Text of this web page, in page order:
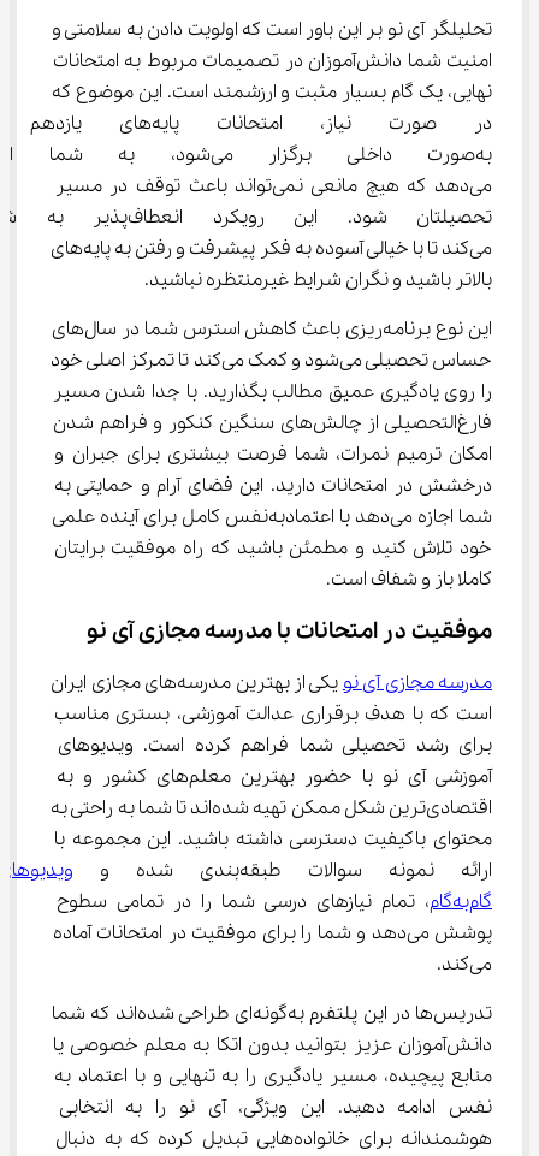
تحلیلگر آی‌ نو بر این باور است که اولویت دادن به سلامتی و
امنیت شما دانش‌آموزان در تصمیمات مربوط به امتحانات
نهایی، یک گام بسیار مثبت و ارزشمند است. این موضوع که
در صورت نیاز، امتحانات
به‌صورت داخلی برگزار
می‌دهد که هیچ مانعی نمی‌تواند باعث توقف در مسیر
تحصیلتان شود. این رویکرد
می‌کند تا با خیالی آسوده به فکر پیشرفت و رفتن به پایه‌های
بالاتر باشید و نگران شرایط غیرمنتظره نباشید.
این نوع برنامه‌ریزی باعث کاهش استرس شما در سال‌های
حساس تحصیلی می‌شود و کمک می‌کند تا تمرکز اصلی خود
را روی یادگیری عمیق مطالب بگذارید. با جدا شدن مسیر
فارغ‌التحصیلی از چالش‌های سنگین کنکور و فراهم شدن
امکان ترمیم نمرات، شما فرصت بیشتری برای جبران و
درخشش در امتحانات دارید. این فضای آرام و حمایتی به
شما اجازه می‌دهد با اعتمادبه‌نفس کامل برای آینده علمی
خود تلاش کنید و مطمئن باشید که راه موفقیت برایتان
کاملا باز و شفاف است.
موفقیت در امتحانات با مدرسه مجازی آی نو
مدرسه مجازی آی نو
یکی از بهترین مدرسه‌های مجازی ایران
است که با هدف برقراری عدالت آموزشی، بستری مناسب
برای رشد تحصیلی شما فراهم کرده است. ویدیوهای
آموزشی آی نو با حضور بهترین معلم‌های کشور و به
اقتصادی‌ترین شکل ممکن تهیه شده‌اند تا شما به راحتی به
محتوای باکیفیت دسترسی داشته باشید. این مجموعه با
ارائه نمونه سوالات طبقه‌بندی شده و
گام‌به‌گام
، تمام نیازهای درسی شما را در تمامی سطوح
پوشش می‌دهد و شما را برای موفقیت در امتحانات آماده
می‌کند.
تدریس‌ها در این پلتفرم به‌گونه‌ای طراحی شده‌اند که شما
دانش‌آموزان عزیز بتوانید بدون اتکا به معلم خصوصی یا
منابع پیچیده، مسیر یادگیری را به تنهایی و با اعتماد به
نفس ادامه دهید. این ویژگی، آی نو را به انتخابی
هوشمندانه برای خانواده‌هایی تبدیل کرده که به دنبال